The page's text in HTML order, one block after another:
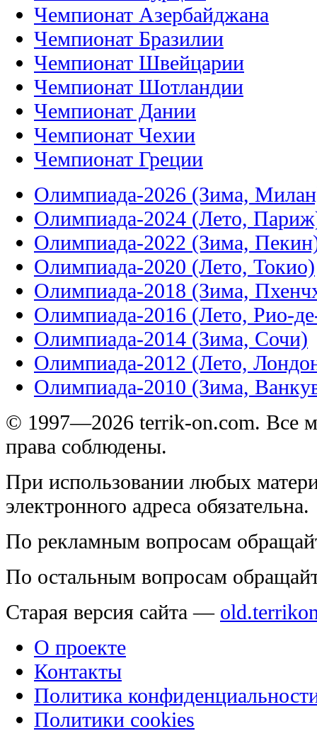
Чемпионат Азербайджана
Чемпионат Бразилии
Чемпионат Швейцарии
Чемпионат Шотландии
Чемпионат Дании
Чемпионат Чехии
Чемпионат Греции
Олимпиада-2026 (Зима,
Олимпиада-2024 (Лето,
Олимпиада-2022 (Зима,
Олимпиада-2020 (Лето, Токио)
Олимпиада-2018 (Зима,
Олимпиада-2016 (Лето, Рио-
Олимпиада-2014 (Зима, Сочи)
Олимпиада-2012 (Лето,
Олимпиада-2010 (Зима,
© 1997—2026 terrik-on.com. Все
права соблюдены.
При использовании любых
электронного адреса обязательна.
По рекламным вопросам
По остальным вопросам
Старая версия сайта —
О проекте
Контакты
Политика
Политики cookies